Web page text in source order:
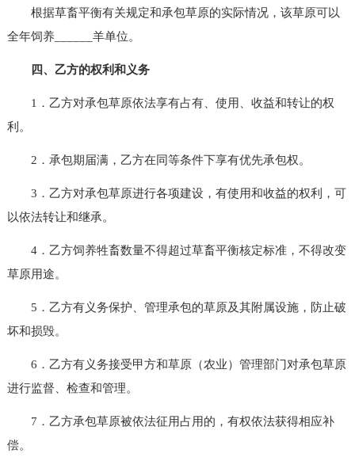
根据草畜平衡有关规定和承包草原的实际情况，该草原可以
全年饲养______羊单位。
四、乙方的权利和义务
1．乙方对承包草原依法享有占有、使用、收益和转让的权
利。
2．承包期届满，乙方在同等条件下享有优先承包权。
3．乙方对承包草原进行各项建设，有使用和收益的权利，可
以依法转让和继承。
4．乙方饲养牲畜数量不得超过草畜平衡核定标准，不得改变
草原用途。
5．乙方有义务保护、管理承包的草原及其附属设施，防止破
坏和损毁。
6．乙方有义务接受甲方和草原（农业）管理部门对承包草原
进行监督、检查和管理。
7．乙方承包草原被依法征用占用的，有权依法获得相应补
偿。